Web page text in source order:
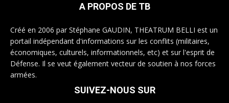
A PROPOS DE TB
Créé en 2006 par Stéphane GAUDIN, THEATRUM BELLI est un
portail indépendant d'informations sur les conflits (militaires,
économiques, culturels, informationnels, etc) et sur l'esprit de
Défense. Il se veut également vecteur de soutien à nos forces
armées.
SUIVEZ-NOUS SUR